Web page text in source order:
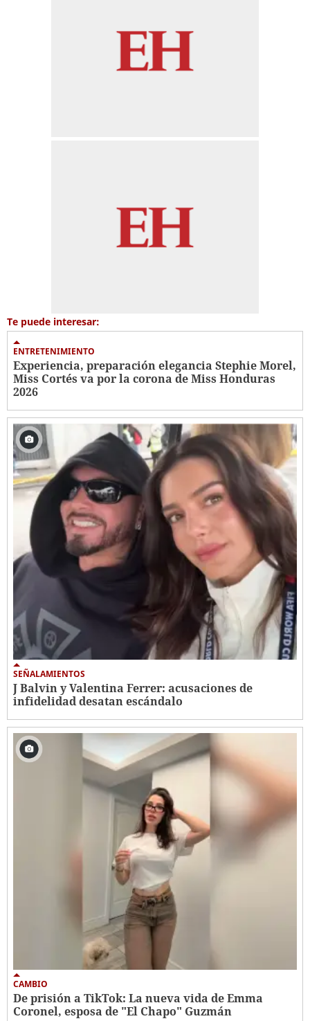
Te puede interesar:
ENTRETENIMIENTO
Experiencia, preparación elegancia Stephie Morel,
Miss Cortés va por la corona de Miss Honduras
2026
SEÑALAMIENTOS
J Balvin y Valentina Ferrer: acusaciones de
infidelidad desatan escándalo
CAMBIO
De prisión a TikTok: La nueva vida de Emma
Coronel, esposa de "El Chapo" Guzmán